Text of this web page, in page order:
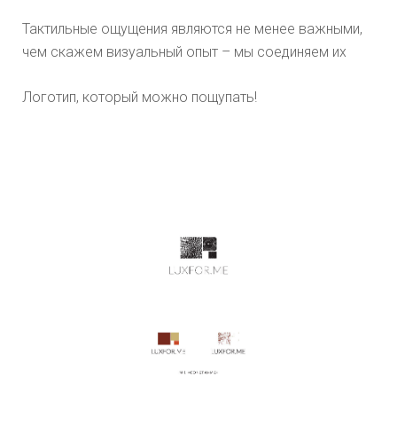
Тактильные ощущения являются не менее важными,
чем скажем визуальный опыт – мы соединяем их
Логотип, который можно пощупать!